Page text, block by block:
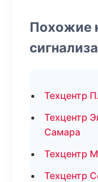
Похожие
Техцентр
Техцентр
Самара
Техцентр
Техцентр